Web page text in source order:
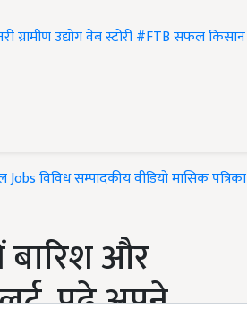
ग्रामीण उद्योगवेब स्टोरी#FTBसफल किसान
Jobsविविधसम्पादकीयवीडियोमासिक पत्रिका
और
पढ़े अपने